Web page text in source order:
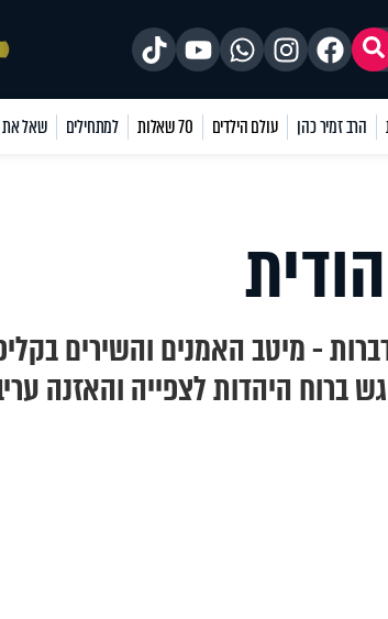
הרב זמיר כהן עולם הילדים 70 שאלות למתחילים שאל את
- מיטב האמנים והשירים
ברוח היהדות לצפייה והאזנה